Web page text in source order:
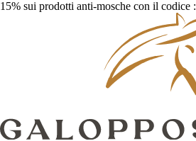
15% sui prodotti anti-mosche con il codice :